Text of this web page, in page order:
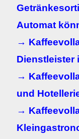
Automat
→
Dienstleister
→
und
→